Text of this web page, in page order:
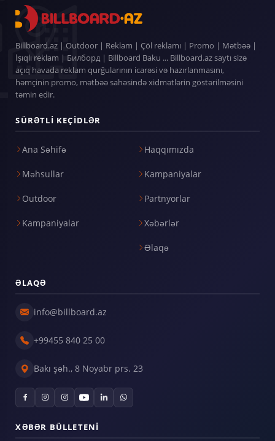
Billboard.az | Outdoor | Reklam | Çöl reklamı | Promo | Mətbəə |
İşıqlı reklam | Билборд | Billboard Baku ... Billboard.az saytı sizə
açıq havada reklam qurğularının icarəsi və hazırlanmasını,
həmçinin promo, mətbəə sahəsində xidmətlərin göstərilməsini
təmin edir.
SÜRƏTLI KEÇIDLƏR
Ana Səhifə
Məhsullar
Outdoor
Kampaniyalar
Haqqımızda
Kampaniyalar
Partnyorlar
Xəbərlər
Əlaqə
ƏLAQƏ
info@billboard.az
+99455 840 25 00
Bakı şəh., 8 Noyabr prs. 23
XƏBƏR BÜLLETENI